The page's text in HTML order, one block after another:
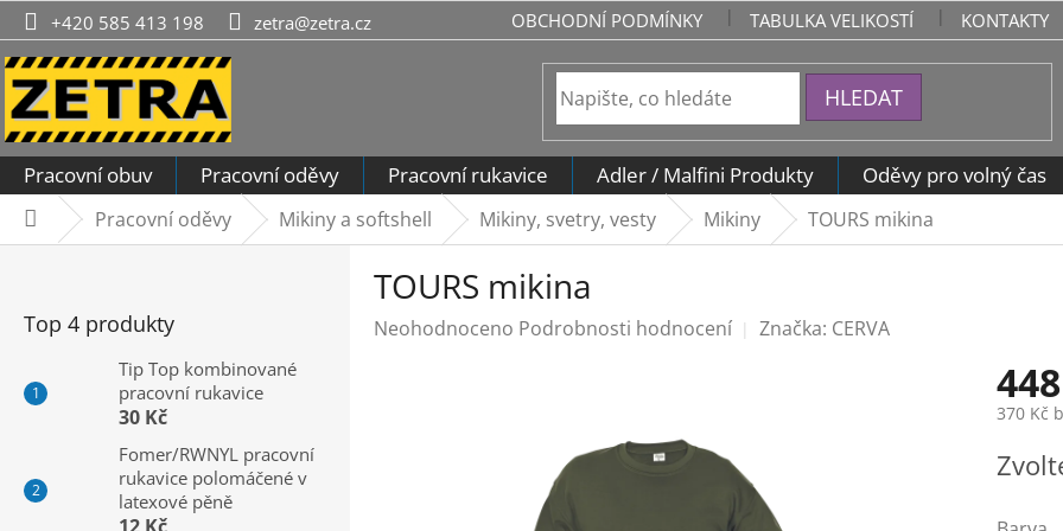
Přejít
na
obsah
+420 585 413 198 zetra@zetra.cz OBCHODNÍ PODMÍNKY TABULKA VELIKOSTÍ KONTAKTY
HLEDAT
Pracovní obuv Pracovní oděvy Pracovní rukavice Adler / Malfini Produkty Oděvy pro volný čas
DomůPracovní oděvy Mikiny a softshell Mikiny, svetry, vesty Mikiny TOURS mikina
Top 4 produkty
Tip Top kombinované
pracovní rukavice
30 Kč
Fomer/RWNYL pracovní
rukavice polomáčené v
latexové pěně
TOURS mikina
Průměrné
Neohodnoceno Podrobnosti hodnocení Značka: CERVA
370 Kč
cena: